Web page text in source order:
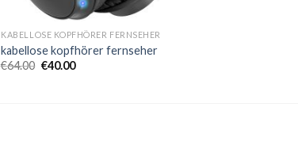
KABELLOSE KOPFHÖRER FERNSEHER
kabellose kopfhörer fernseher
€64.00 €40.00